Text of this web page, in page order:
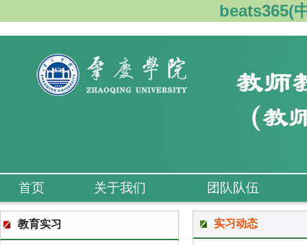
beats365(
首页 关于我们 团队队伍
教育实习 实习动态